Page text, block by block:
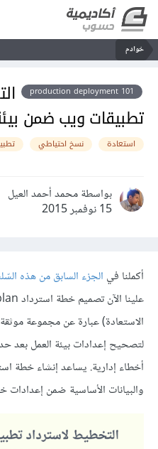
خوادم
production deployment 101
تطبيقات ويب ضمن
استعادة نسخ احتياطي
بواسطة محمد أحمد العيل
15 نوفمبر 2015
أكملنا في الجزء السابق من هذه
الاستعادة) عبارة عن مجموعة
لتصحيح إعدادات بيئة العمل
أخطاء إدارية. يساعد إنشاء خطة
والبيانات الأساسية ضمن إعدادات